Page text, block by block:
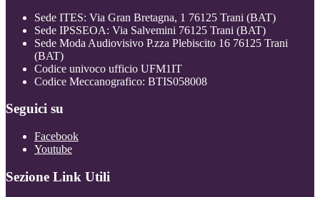
Sede ITES: Via Gran Bretagna, 1 76125 Trani (BAT)
Sede IPSSEOA: Via Salvemini 76125 Trani (BAT)
Sede Moda Audiovisivo P.zza Plebiscito 16 76125 Trani
(BAT)
Codice univoco ufficio UFM1IT
Codice Meccanografico: BTIS058008
Seguici su
Facebook
Youtube
Sezione Link Utili